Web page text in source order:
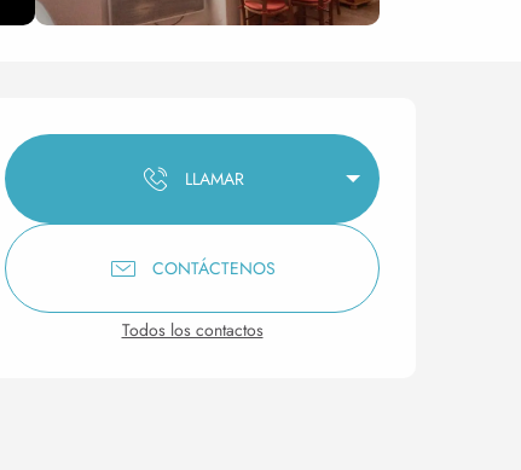
Horarios y datos de
LLAMAR
CONTÁCTENOS
Todos los contactos